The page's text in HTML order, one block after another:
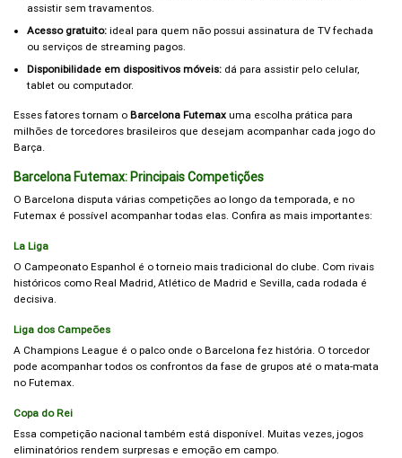
assistir sem travamentos.
Acesso gratuito: ideal para quem não possui assinatura de TV fechada
ou serviços de streaming pagos.
Disponibilidade em dispositivos móveis: dá para assistir pelo celular,
tablet ou computador.
Esses fatores tornam o Barcelona Futemax uma escolha prática para
milhões de torcedores brasileiros que desejam acompanhar cada jogo do
Barça.
Barcelona Futemax: Principais Competições
O Barcelona disputa várias competições ao longo da temporada, e no
Futemax é possível acompanhar todas elas. Confira as mais importantes:
La Liga
O Campeonato Espanhol é o torneio mais tradicional do clube. Com rivais
históricos como Real Madrid, Atlético de Madrid e Sevilla, cada rodada é
decisiva.
Liga dos Campeões
A Champions League é o palco onde o Barcelona fez história. O torcedor
pode acompanhar todos os confrontos da fase de grupos até o mata-mata
no Futemax.
Copa do Rei
Essa competição nacional também está disponível. Muitas vezes, jogos
eliminatórios rendem surpresas e emoção em campo.